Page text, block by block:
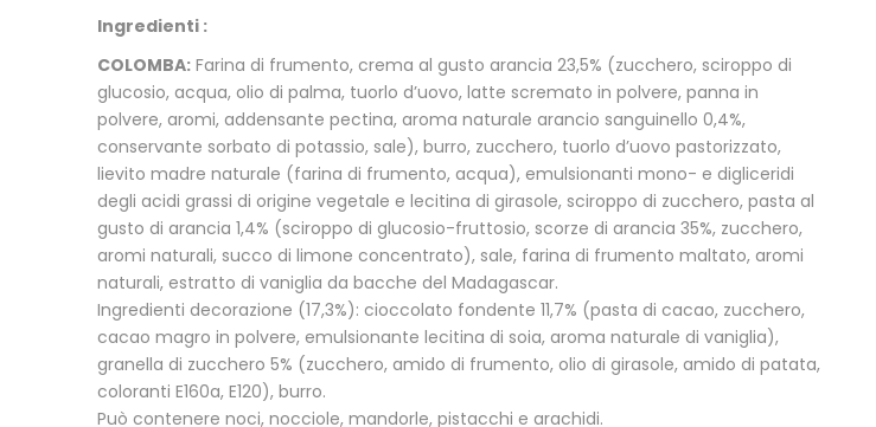
Ingredienti :
COLOMBA: Farina di frumento, crema al gusto arancia 23,5% (zucchero, sciroppo di
glucosio, acqua, olio di palma, tuorlo d’uovo, latte scremato in polvere, panna in
polvere, aromi, addensante pectina, aroma naturale arancio sanguinello 0,4%,
conservante sorbato di potassio, sale), burro, zucchero, tuorlo d’uovo pastorizzato,
lievito madre naturale (farina di frumento, acqua), emulsionanti mono- e digliceridi
degli acidi grassi di origine vegetale e lecitina di girasole, sciroppo di zucchero, pasta al
gusto di arancia 1,4% (sciroppo di glucosio-fruttosio, scorze di arancia 35%, zucchero,
aromi naturali, succo di limone concentrato), sale, farina di frumento maltato, aromi
naturali, estratto di vaniglia da bacche del Madagascar.
Ingredienti decorazione (17,3%): cioccolato fondente 11,7% (pasta di cacao, zucchero,
cacao magro in polvere, emulsionante lecitina di soia, aroma naturale di vaniglia),
granella di zucchero 5% (zucchero, amido di frumento, olio di girasole, amido di patata,
coloranti E160a, E120), burro.
Può contenere noci, nocciole, mandorle, pistacchi e arachidi.